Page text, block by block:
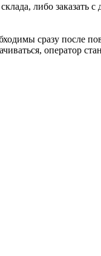
либо заказать с
сразу после
оператор